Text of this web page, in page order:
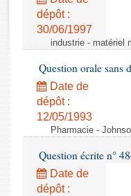
Rapports d'enquête
Rapports législatifs
Dossiers législatifs
Budget et sécurité
Questions écrites et
dépôt :
30/06/1997
industrie - matériel
Question orale sans
Date de
dépôt :
12/05/1993
Pharmacie -
Question écrite n°
Date de
dépôt :